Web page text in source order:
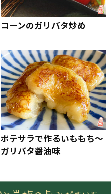
コーンのガリバタ炒め
ポテサラで作るいももち～
ガリバタ醤油味